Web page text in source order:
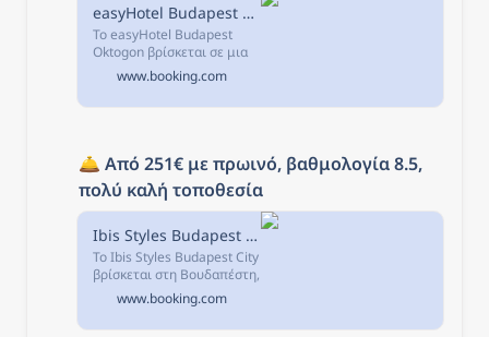
easyHotel Budapest Oktogon, Βουδαπέστη, Ουγγαρία
Το easyHotel Budapest
Oktogon βρίσκεται σε μια
προνομιακή τοποθεσία,
στην πλευρά της Πέστης
στο κέντρο της πόλης,
www.booking.com
🛎️ Από 251€ με πρωινό, βαθμολογία 8.5,
πολύ καλή τοποθεσία
Ibis Styles Budapest City, Βουδαπέστη, Ουγγαρία
Το Ibis Styles Budapest City
βρίσκεται στη Βουδαπέστη,
σε απόσταση 900μ. από το
Ουγγρικό Εθνικό Θέατρο
και 1,2χλμ. από τη Μεγάλη
www.booking.com